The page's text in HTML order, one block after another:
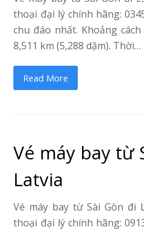
thoại đại lý chính hãng:
chu đáo nhất. Khoảng
8,511 km (5,288 dặm). Thời…
Read More
Vé máy bay từ
Latvia
Vé máy bay từ Sài Gòn đi
thoại đại lý chính hãng: